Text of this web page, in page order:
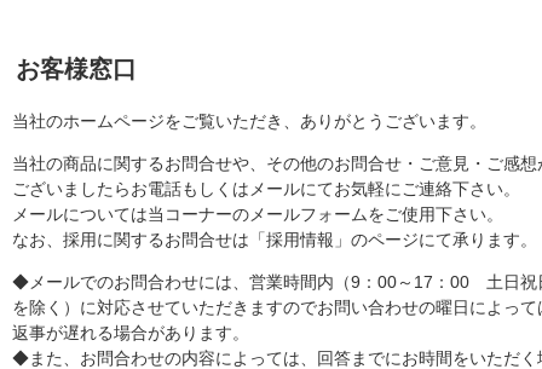
お客様窓口
当社のホームページをご覧いただき、ありがとうございます。
当社の商品に関するお問合せや、その他のお問合せ・ご意見・ご感想
ございましたらお電話もしくはメールにてお気軽にご連絡下さい。
メールについては当コーナーのメールフォームをご使用下さい。
なお、採用に関するお問合せは「採用情報」のページにて承ります。
◆メールでのお問合わせには、営業時間内（9：00～17：00 土日祝
を除く）に対応させていただきますのでお問い合わせの曜日によって
返事が遅れる場合があります。
◆また、お問合わせの内容によっては、回答までにお時間をいただく